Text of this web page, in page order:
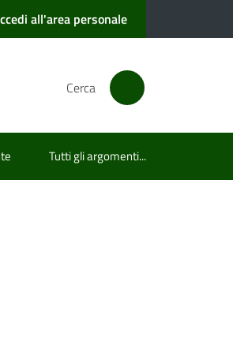
all'area personale
Cerca
Tutti gli argomenti...